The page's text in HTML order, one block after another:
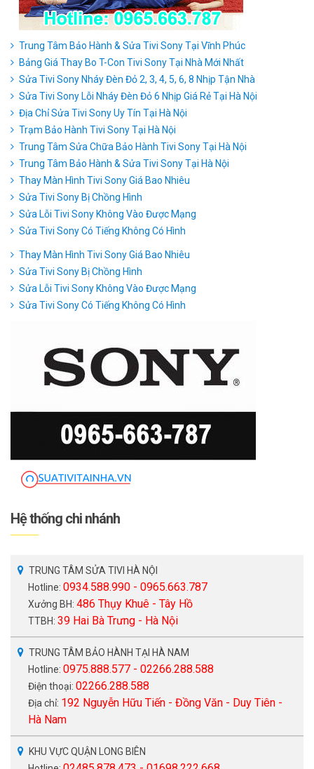
Trung Tâm Bảo Hành & Sửa Tivi Sony Tại Vĩnh Phúc
Bảng Giá Thay Bo T-Con Tivi Sony Tại Nhà Mới Nhất
Sửa Tivi Sony Nháy Đèn Đỏ 2, 3, 4, 5, 6, 8 Nhịp Tận Nhà
Sửa Tivi Sony Lỗi Nháy Đèn Đỏ 6 Nhịp Giá Rẻ Tại Hà Nội
Địa Chỉ Sửa Tivi Sony Uy Tín Tại Hà Nội
Trạm Bảo Hành Tivi Sony Tại Hà Nội
Trung Tâm Sửa Chữa Bảo Hành Tivi Sony Tại Hà Nội
Trung Tâm Bảo Hành & Sửa Tivi Sony Tại Hà Nội
Thay Màn Hình Tivi Sony Giá Bao Nhiêu
Sửa Tivi Sony Bị Chồng Hình
Sửa Lỗi Tivi Sony Không Vào Được Mạng
Sửa Tivi Sony Có Tiếng Không Có Hình
Thay Màn Hình Tivi Sony Giá Bao Nhiêu
Sửa Tivi Sony Bị Chồng Hình
Sửa Lỗi Tivi Sony Không Vào Được Mạng
Sửa Tivi Sony Có Tiếng Không Có Hình
Hệ thống chi nhánh
TRUNG TÂM SỬA TIVI HÀ NỘI
Hotline: 0934.588.990 - 0965.663.787
Xưởng BH: 486 Thụy Khuê - Tây Hồ
TTBH: 39 Hai Bà Trưng - Hà Nội
TRUNG TÂM BẢO HÀNH TẠI HÀ NAM
Hotline: 0975.888.577 - 02266.288.588
Điện thoại: 02266.288.588
Địa chỉ: 192 Nguyễn Hữu Tiến - Đồng Văn - Duy Tiên -
Hà Nam
KHU VỰC QUẬN LONG BIÊN